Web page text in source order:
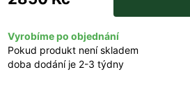
Vyrobíme po objednání
Pokud produkt není skladem
doba dodání je 2-3 týdny